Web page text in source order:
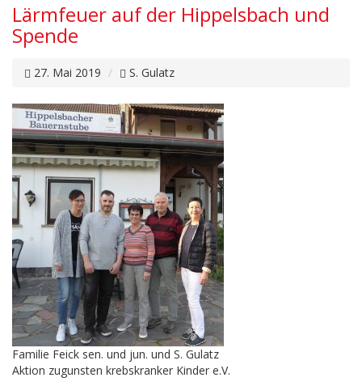
Lärmfeuer auf der Hippelsbach und
Spende
27. Mai 2019 S. Gulatz
Familie Feick sen. und jun. und S. Gulatz
Aktion zugunsten krebskranker Kinder e.V.